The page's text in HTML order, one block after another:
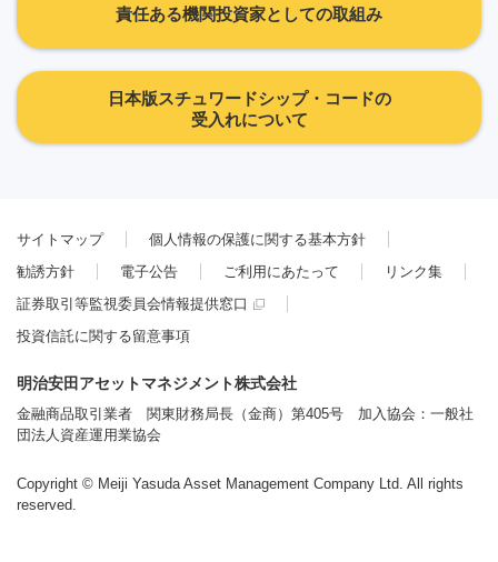
責任ある機関投資家としての取組み
日本版スチュワードシップ・コードの
受入れについて
サイトマップ
個人情報の保護に関する基本方針
勧誘方針
電子公告 ご利用にあたって
リンク集
証券取引等監視委員会情報提供窓口
投資信託に関する留意事項
明治安田アセットマネジメント株式会社
金融商品取引業者 関東財務局長（金商）第405号 加入協会：一般社
団法人資産運用業協会
Copyright © Meiji Yasuda Asset Management Company Ltd. All rights
reserved.